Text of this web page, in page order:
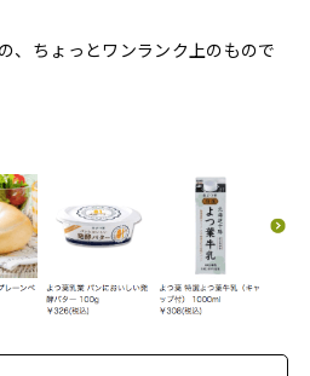
、ちょっとワンランク上のもので